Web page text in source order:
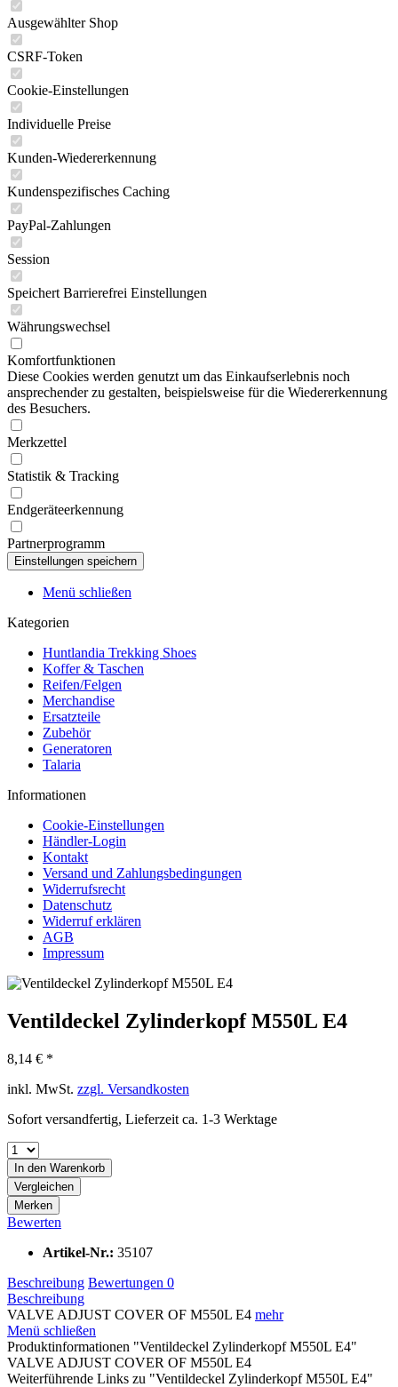
Ausgewählter Shop
CSRF-Token
Cookie-Einstellungen
Individuelle Preise
Kunden-Wiedererkennung
Kundenspezifisches Caching
PayPal-Zahlungen
Session
Speichert Barrierefrei Einstellungen
Währungswechsel
Komfortfunktionen
Diese Cookies werden genutzt um das Einkaufserlebnis noch
ansprechender zu gestalten, beispielsweise für die Wiedererkennung
des Besuchers.
Merkzettel
Statistik & Tracking
Endgeräteerkennung
Partnerprogramm
Menü schließen
Kategorien
Huntlandia Trekking Shoes
Koffer & Taschen
Reifen/Felgen
Merchandise
Ersatzteile
Zubehör
Generatoren
Talaria
Informationen
Cookie-Einstellungen
Händler-Login
Kontakt
Versand und Zahlungsbedingungen
Widerrufsrecht
Datenschutz
Widerruf erklären
AGB
Impressum
Ventildeckel Zylinderkopf M550L E4
8,14 € *
inkl. MwSt. zzgl. Versandkosten
Sofort versandfertig, Lieferzeit ca. 1-3 Werktage
In den Warenkorb
Vergleichen
Merken
Bewerten
Artikel-Nr.: 35107
Beschreibung Bewertungen 0
Beschreibung
VALVE ADJUST COVER OF M550L E4 mehr
Menü schließen
Produktinformationen "Ventildeckel Zylinderkopf M550L E4"
VALVE ADJUST COVER OF M550L E4
Weiterführende Links zu "Ventildeckel Zylinderkopf M550L E4"